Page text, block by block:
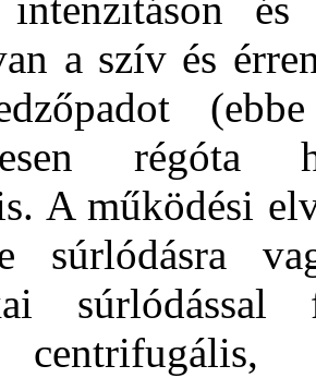
a szív és
régóta
A működési
súrlódásra
súrlódással